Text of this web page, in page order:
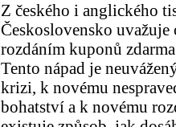
Z českého i anglického
Československo
rozdáním kuponů
Tento nápad je
krizi, k novému
bohatství a k novému